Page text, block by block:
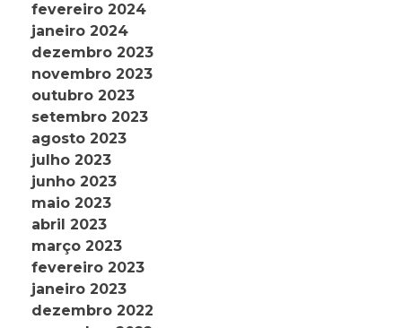
fevereiro 2024
janeiro 2024
dezembro 2023
novembro 2023
outubro 2023
setembro 2023
agosto 2023
julho 2023
junho 2023
maio 2023
abril 2023
março 2023
fevereiro 2023
janeiro 2023
dezembro 2022